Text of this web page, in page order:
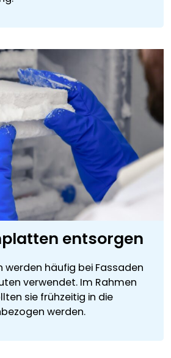
entsorgen
werden häufig bei Fassaden
verwendet. Im Rahmen
sie frühzeitig in die
werden.